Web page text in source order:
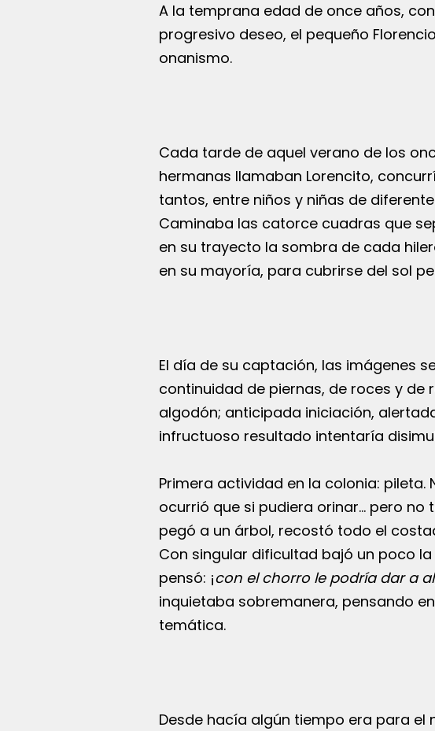
A la temprana edad de once años,
progresivo deseo, el pequeño
onanismo.
Cada tarde de aquel verano de los
hermanas llamaban Lorencito,
tantos, entre niños y niñas de
Caminaba las catorce cuadras que
en su trayecto la sombra de cada
en su mayoría, para cubrirse del sol
El día de su captación, las imágenes
continuidad de piernas, de roces y
algodón; anticipada iniciación,
infructuoso resultado intentaría
Primera actividad en la colonia: pileta.
ocurrió que si pudiera orinar… pero no
pegó a un árbol, recostó todo el
Con singular dificultad bajó un poco
pensó: ¡con el chorro le podría dar a
inquietaba sobremanera, pensando
temática.
Desde hacía algún tiempo era para el